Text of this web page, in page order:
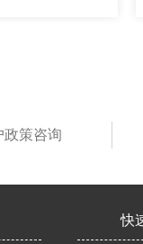
政策咨询
快